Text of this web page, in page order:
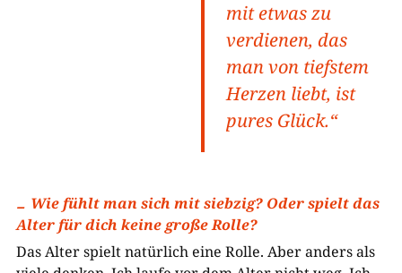
mit etwas zu
verdienen, das
man von tiefstem
Herzen liebt, ist
pures Glück.“
Wie fühlt man sich mit siebzig? Oder spielt das
Alter für dich keine große Rolle?
Das Alter spielt natürlich eine Rolle. Aber anders als